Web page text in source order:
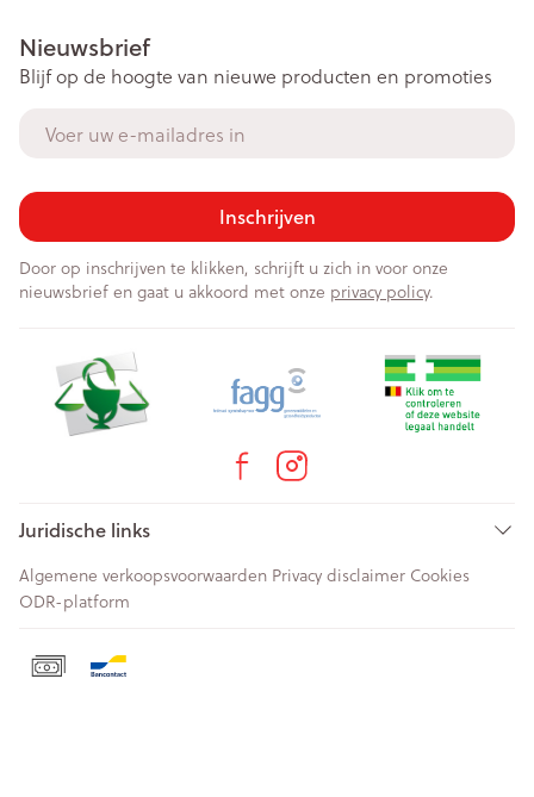
Nieuwsbrief
Blijf op de hoogte van nieuwe producten en promoties
Inschrijven
Door op inschrijven te klikken, schrijft u zich in voor onze
nieuwsbrief en gaat u akkoord met onze privacy policy.
Juridische links
Algemene verkoopsvoorwaarden Privacy disclaimer Cookies
ODR-platform